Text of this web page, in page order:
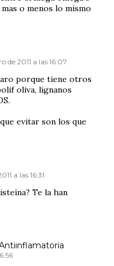
o menos lo mismo
de 2011 a las 16:07
porque tiene otros
oliva, lignanos
evitar son los que
a las 16:31
Te la han